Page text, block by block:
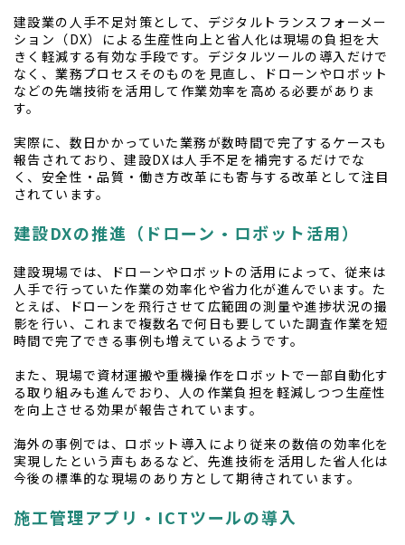
建設業の人手不足対策として、デジタルトランスフォーメー
ション（DX）による生産性向上と省人化は現場の負担を大
きく軽減する有効な手段です。デジタルツールの導入だけで
なく、業務プロセスそのものを見直し、ドローンやロボット
などの先端技術を活用して作業効率を高める必要がありま
す。
実際に、数日かかっていた業務が数時間で完了するケースも
報告されており、建設DXは人手不足を補完するだけでな
く、安全性・品質・働き方改革にも寄与する改革として注目
されています。
建設DXの推進（ドローン・ロボット活用）
建設現場では、ドローンやロボットの活用によって、従来は
人手で行っていた作業の効率化や省力化が進んでいます。た
とえば、ドローンを飛行させて広範囲の測量や進捗状況の撮
影を行い、これまで複数名で何日も要していた調査作業を短
時間で完了できる事例も増えているようです。
また、現場で資材運搬や重機操作をロボットで一部自動化す
る取り組みも進んでおり、人の作業負担を軽減しつつ生産性
を向上させる効果が報告されています。
海外の事例では、ロボット導入により従来の数倍の効率化を
実現したという声もあるなど、先進技術を活用した省人化は
今後の標準的な現場のあり方として期待されています。
施工管理アプリ・ICTツールの導入